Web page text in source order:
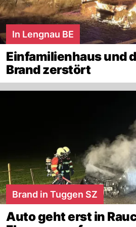
In Lengnau BE
Einfamilienhaus und
Brand zerstört
Brand in Tuggen SZ
Auto geht erst in